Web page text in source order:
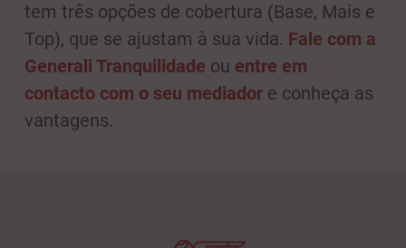
tem três opções de cobertura (Base, Mais e
Top), que se ajustam à sua vida. Fale com a
Generali Tranquilidade ou entre em
contacto com o seu mediador e conheça as
vantagens.